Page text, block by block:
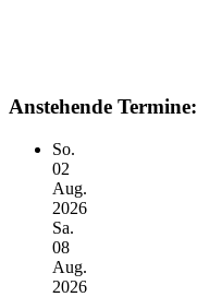
Anstehende Termine:
So.
02
Aug.
2026
Sa.
08
Aug.
2026